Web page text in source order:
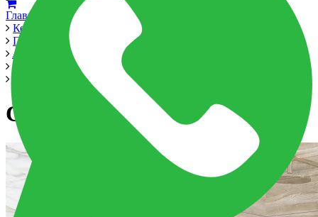
Главная
Керамика
Производители
Alma Ceramica
Corsica 249x500
Corsica 249x500
Corsica 249x500